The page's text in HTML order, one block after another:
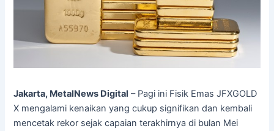
Jakarta, MetalNews Digital – Pagi ini Fisik Emas JFXGOLD
X mengalami kenaikan yang cukup signifikan dan kembali
mencetak rekor sejak capaian terakhirnya di bulan Mei